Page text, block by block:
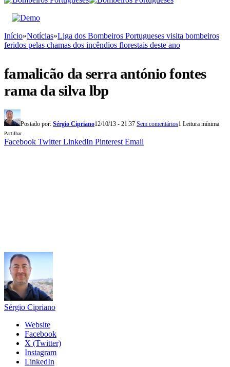
Início»Notícias»Liga dos Bombeiros Portugueses visita bombeiros
feridos pelas chamas dos incêndios florestais deste ano
famalicão da serra antónio fontes
rama da silva lbp
Postado por: Sérgio Cipriano12/10/13 - 21:37 Sem comentários1 Leitura mínima
Partilhar
Facebook Twitter LinkedIn Pinterest Email
Sérgio Cipriano
Website
Facebook
X (Twitter)
Instagram
LinkedIn